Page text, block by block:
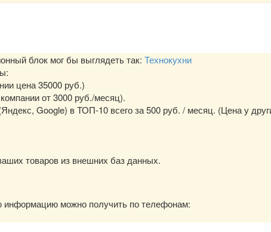
блок мог бы выглядеть так: Технокухни
цена 35000 руб.)
от 3000 руб./месяц).
Google) в ТОП-10 всего за 500 руб. / месяц. (Цена у
товаров из внешних баз данных.
можно получить по телефонам: